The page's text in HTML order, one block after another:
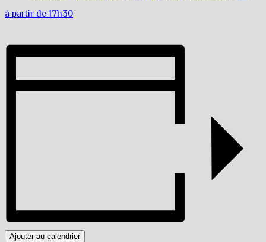
à partir de 17h30
Ajouter au calendrier